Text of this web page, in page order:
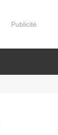
Publicité